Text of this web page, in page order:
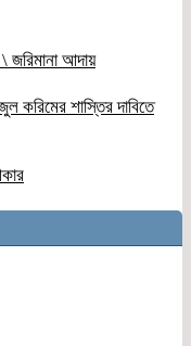
জরিমানা আদায়
করিমের শাস্তির দাবিতে